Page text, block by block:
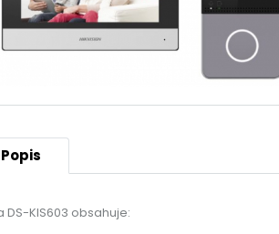
Popis
DS-KIS603 obsahuje: